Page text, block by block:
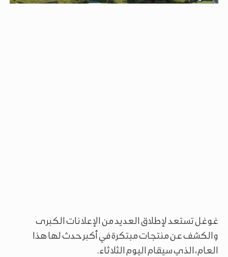
غوغل تستعد لإطلاق العديد من الإعلانات الكبرى
والكشف عن منتجات مبتكرة في أكبر حدث لها هذا
العام، الذي سيقام اليوم الثلاثاء.